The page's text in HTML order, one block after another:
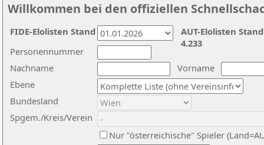
Willkommen bei den offiziellen
Nachname
Vorname
Ebene
Personennummer
Bundesland
Spgem./Kreis/Verein
Nur "österreichische" Spieler
AUT-Elolisten
4.233
FIDE-Elolisten Stand